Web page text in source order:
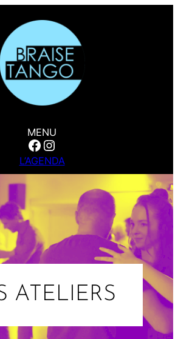
MENU
Facebook Instagram
L’AGENDA
ATELIERS